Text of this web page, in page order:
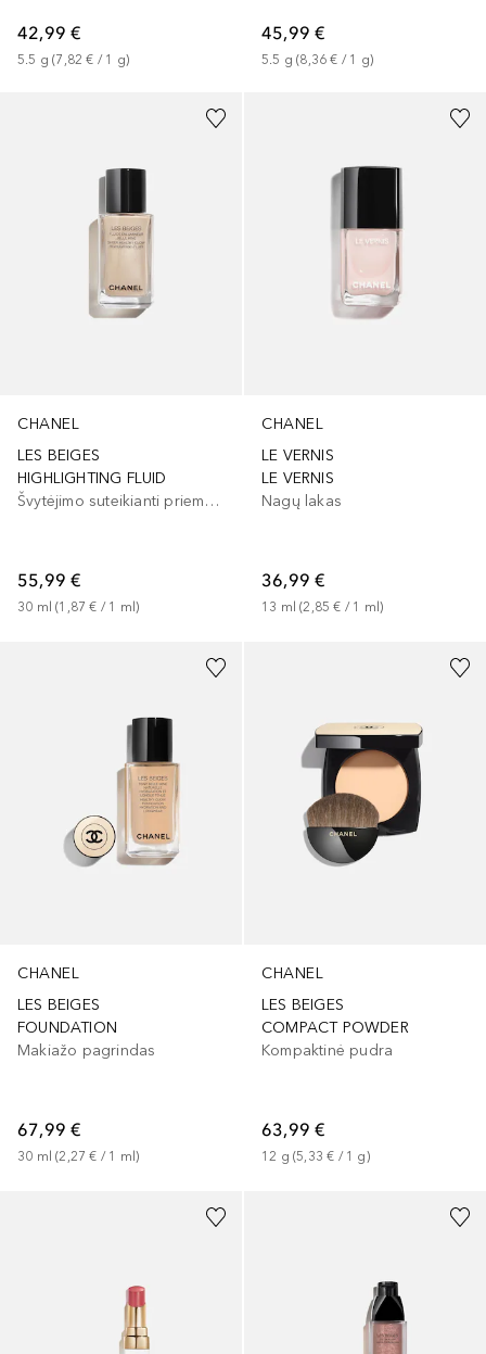
42,99 €
5.5 g (7,82 € / 1 g)
45,99 €
5.5 g (8,36 € / 1 g)
CHANEL
LES BEIGES
HIGHLIGHTING FLUID
Švytėjimo suteikianti priemonė/highlighteris
55,99 €
30 ml (1,87 € / 1 ml)
CHANEL
LE VERNIS
LE VERNIS
Nagų lakas
36,99 €
13 ml (2,85 € / 1 ml)
+29
CHANEL
LES BEIGES
FOUNDATION
Makiažo pagrindas
67,99 €
30 ml (2,27 € / 1 ml)
+ 8
CHANEL
LES BEIGES
COMPACT POWDER
Kompaktinė pudra
63,99 €
12 g (5,33 € / 1 g)
+ 2
+ 8 +1